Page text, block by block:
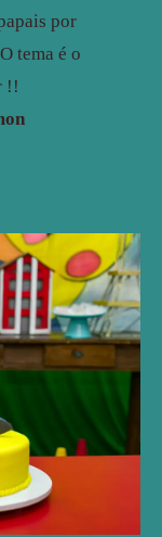
por
tema é o
!!